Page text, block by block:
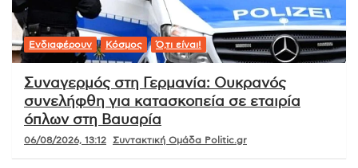
Ενδιαφέρουν Κόσμος Ό,τι είναι!
Συναγερμός στη Γερμανία: Ουκρανός
συνελήφθη για κατασκοπεία σε εταιρία
όπλων στη Βαυαρία
06/08/2026, 13:12 Συντακτική Ομάδα Politic.gr